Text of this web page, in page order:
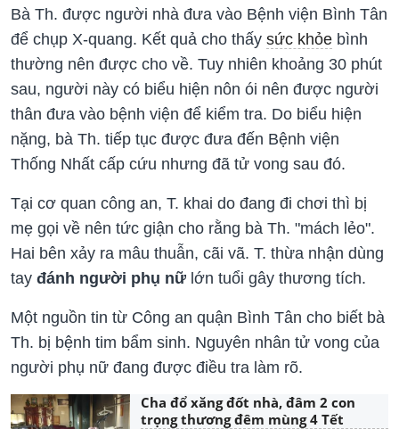
Bà Th. được người nhà đưa vào Bệnh viện Bình Tân
để chụp X-quang. Kết quả cho thấy sức khỏe bình
thường nên được cho về. Tuy nhiên khoảng 30 phút
sau, người này có biểu hiện nôn ói nên được người
thân đưa vào bệnh viện để kiểm tra. Do biểu hiện
nặng, bà Th. tiếp tục được đưa đến Bệnh viện
Thống Nhất cấp cứu nhưng đã tử vong sau đó.
Tại cơ quan công an, T. khai do đang đi chơi thì bị
mẹ gọi về nên tức giận cho rằng bà Th. "mách lẻo".
Hai bên xảy ra mâu thuẫn, cãi vã. T. thừa nhận dùng
tay đánh người phụ nữ lớn tuổi gây thương tích.
Một nguồn tin từ Công an quận Bình Tân cho biết bà
Th. bị bệnh tim bẩm sinh. Nguyên nhân tử vong của
người phụ nữ đang được điều tra làm rõ.
Cha đổ xăng đốt nhà, đâm 2 con
trọng thương đêm mùng 4 Tết